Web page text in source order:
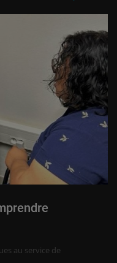
au service de